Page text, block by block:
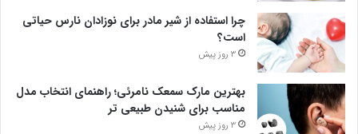
بیشتر تنها راهبردی برای توسعه شهرک سازی های غیرقانونی، تشدید
پاکسازی قومیتی و ایجاد جنگ داخلی است.»
پایان پیام/ت
*لینک:
چرا استفاده از شیر مادر برای نوزادان نارس حیاتی
است؟
3 روز پیش
بهترین مارک سمعک نامرئی؛ راهنمای انتخاب مدل
مناسب برای شنیدن طبیعی تر
3 روز پیش